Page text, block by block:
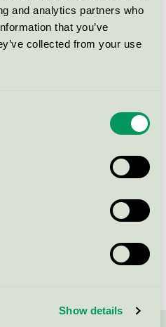
and analytics partners who
that you’ve
collected from your use
Show details
Brush Cleaner
rengörings- och